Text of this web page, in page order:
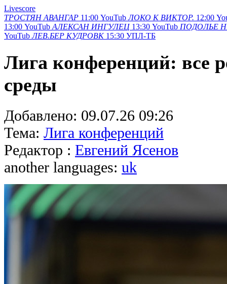
Livescore
ТРОСТЯН АВАНГАР 11:00 YouTub ЛОКО К ВИКТОР. 12:00
13:00 YouTub АЛЕКСАН ИНГУЛЕЦ 13:30 YouTub ПОДОЛЬЕ
YouTub ЛЕВ.БЕР КУДРОВК 15:30 УПЛ-ТБ
Лига конференций: все
среды
Добавлено: 09.07.26 09:26
Тема: Лига конференций
Редактор : Евгений Ясенов
another languages: uk